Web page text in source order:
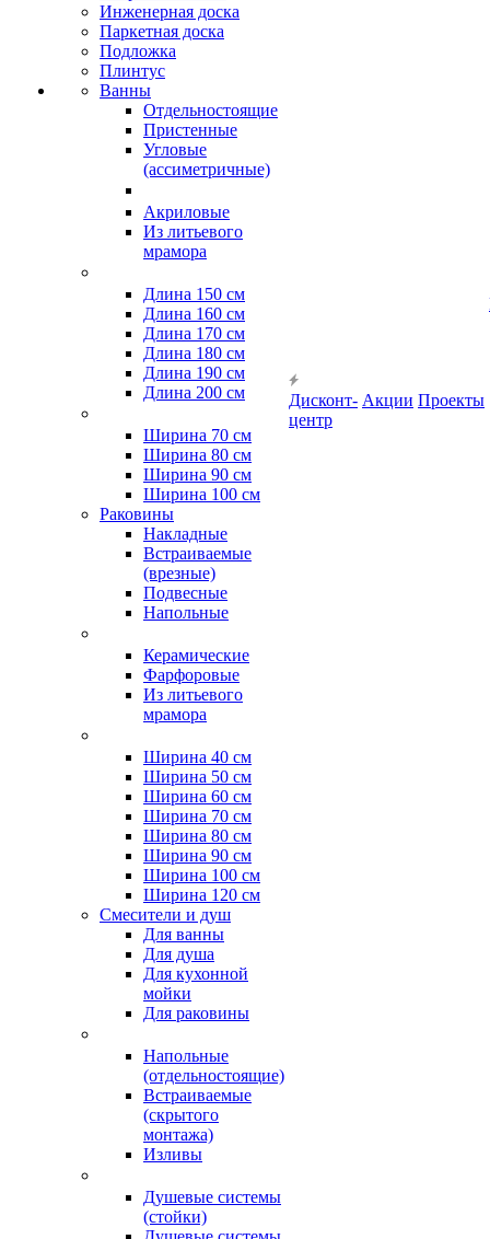
Инженерная доска
Паркетная доска
Подложка
Плинтус
Ванны
Отдельностоящие
Пристенные
Угловые
(ассиметричные)
Акриловые
Из литьевого
мрамора
Длина 150 см
Длина 160 см
Длина 170 см
Длина 180 см
Длина 190 см
Длина 200 см
Ширина 70 см
Ширина 80 см
Ширина 90 см
Ширина 100 см
Раковины
Накладные
Встраиваемые
(врезные)
Подвесные
Напольные
Керамические
Фарфоровые
Из литьевого
мрамора
Ширина 40 см
Ширина 50 см
Ширина 60 см
Ширина 70 см
Ширина 80 см
Ширина 90 см
Ширина 100 см
Ширина 120 см
Смесители и душ
Для ванны
Для душа
Для кухонной
мойки
Для раковины
Напольные
(отдельностоящие)
Встраиваемые
(скрытого
монтажа)
Изливы
Душевые системы
(стойки)
Дисконт-
центр
Акции Проекты